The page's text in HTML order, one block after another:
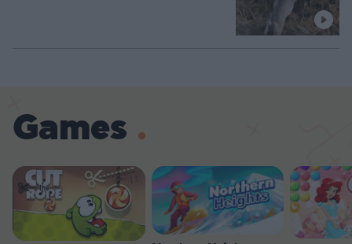
Games